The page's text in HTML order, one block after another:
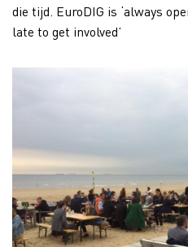
die tijd. EuroDIG is ‘always
late to get involved’